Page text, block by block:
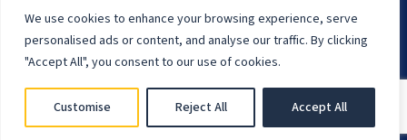
We use cookies to enhance your browsing experience, serve
personalised ads or content, and analyse our traffic. By clicking
"Accept All", you consent to our use of cookies.
Customise Reject All Accept All
atvieglo e-rēķinu, PDF un papīra rēķinu apstrādi un apriti.